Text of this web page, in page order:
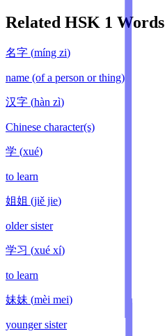
Related HSK 1 Words
名字 (míng zi)
name (of a person or thing)
汉字 (hàn zì)
Chinese character(s)
学 (xué)
to learn
姐姐 (jiě jie)
older sister
学习 (xué xí)
to learn
妹妹 (mèi mei)
younger sister